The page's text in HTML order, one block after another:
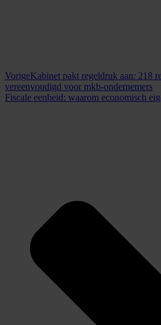
VorigeKabinet pakt regeldruk aan: 218
vereenvoudigd voor mkb-ondernemers
Fiscale eenheid: waarom economisch